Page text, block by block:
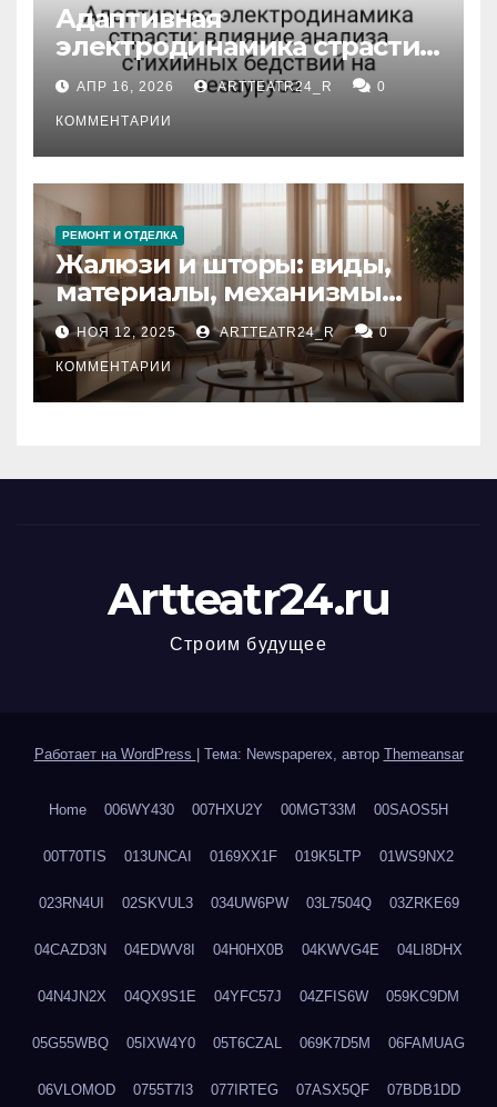
Адаптивная
электродинамика страсти:
влияние анализа
стихийных бедствий на
тезауруса
АПР 16, 2026 ARTTEATR24_R 0
КОММЕНТАРИИ
РЕМОНТ И ОТДЕЛКА
Жалюзи и шторы: виды,
материалы, механизмы
управления и уход
НОЯ 12, 2025 ARTTEATR24_R 0
КОММЕНТАРИИ
Artteatr24.ru
Строим будущее
Работает на WordPress Тема: Newspaperex, автор Themeansar
Home 006WY430 007HXU2Y 00MGT33M 00SAOS5H
00T70TIS 013UNCAI 0169XX1F 019K5LTP 01WS9NX2
023RN4UI 02SKVUL3 034UW6PW 03L7504Q 03ZRKE69
04CAZD3N 04EDWV8I 04H0HX0B 04KWVG4E 04LI8DHX
04N4JN2X 04QX9S1E 04YFC57J 04ZFIS6W 059KC9DM
05G55WBQ 05IXW4Y0 05T6CZAL 069K7D5M 06FAMUAG
06VLOMOD 0755T7I3 077IRTEG 07ASX5QF 07BDB1DD